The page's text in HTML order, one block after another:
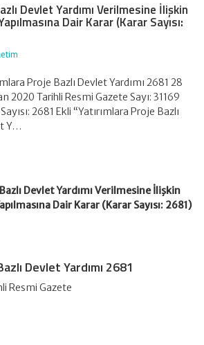
Devlet Yardımı Verilmesine İlişkin
Dair Karar (Karar Sayısı:
Proje Bazlı Devlet Yardımı 2681 28
2020 Tarihli Resmi Gazete Sayı: 31169
2681 Ekli “Yatırımlara Proje Bazlı
Y…
Devlet Yardımı Verilmesine İlişkin
Dair Karar (Karar Sayısı: 2681)
Devlet Yardımı 2681
Resmi Gazete